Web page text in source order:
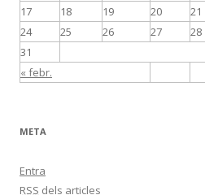
« febr.
17
18 19 20 21
24
25 26 27 28
31
META
Entra
RSS dels articles